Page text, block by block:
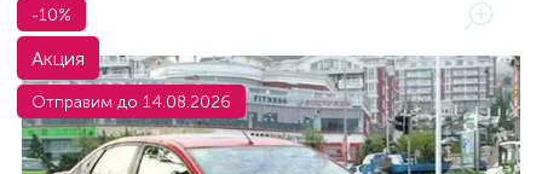
-10%
Акция
Отправим до 14.08.2026